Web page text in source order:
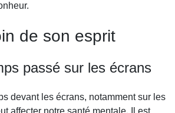
de son esprit
passé sur les écrans
devant les écrans, notamment sur les